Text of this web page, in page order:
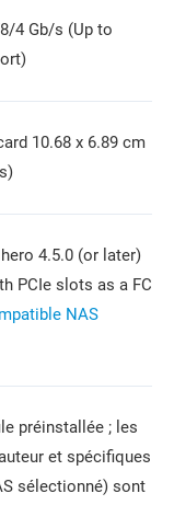
4 Gb/s (Up to
10.68 x 6.89 cm
4.5.0 (or later)
PCIe slots as a FC
NAS
préinstallée ; les
et spécifiques
sélectionné) sont